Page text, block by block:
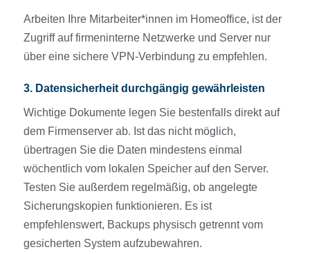
Arbeiten Ihre Mitarbeiter*innen im Homeoffice, ist der
Zugriff auf firmeninterne Netzwerke und Server nur
über eine sichere VPN-Verbindung zu empfehlen.
3. Datensicherheit durchgängig gewährleisten
Wichtige Dokumente legen Sie bestenfalls direkt auf
dem Firmenserver ab. Ist das nicht möglich,
übertragen Sie die Daten mindestens einmal
wöchentlich vom lokalen Speicher auf den Server.
Testen Sie außerdem regelmäßig, ob angelegte
Sicherungskopien funktionieren. Es ist
empfehlenswert, Backups physisch getrennt vom
gesicherten System aufzubewahren.